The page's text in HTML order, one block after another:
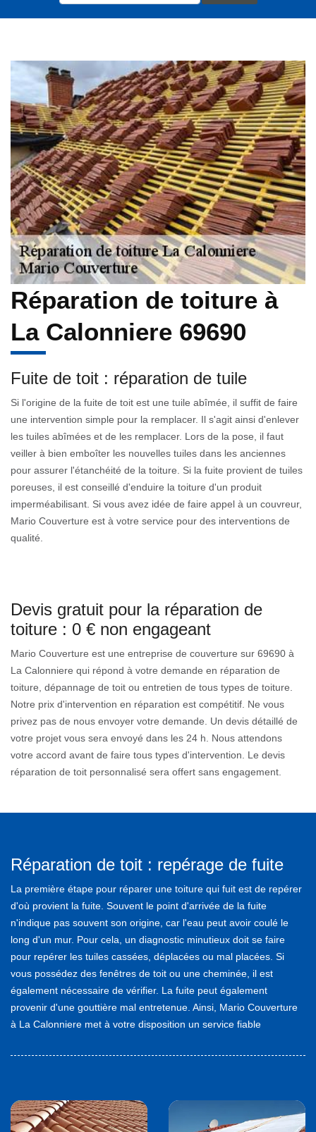
Réparation de toiture à
La Calonniere 69690
Fuite de toit : réparation de tuile
Si l'origine de la fuite de toit est une tuile abîmée, il suffit de faire
une intervention simple pour la remplacer. Il s'agit ainsi d'enlever
les tuiles abîmées et de les remplacer. Lors de la pose, il faut
veiller à bien emboîter les nouvelles tuiles dans les anciennes
pour assurer l'étanchéité de la toiture. Si la fuite provient de tuiles
poreuses, il est conseillé d'enduire la toiture d'un produit
imperméabilisant. Si vous avez idée de faire appel à un couvreur,
Mario Couverture est à votre service pour des interventions de
qualité.
Devis gratuit pour la réparation de
toiture : 0 € non engageant
Mario Couverture est une entreprise de couverture sur 69690 à
La Calonniere qui répond à votre demande en réparation de
toiture, dépannage de toit ou entretien de tous types de toiture.
Notre prix d'intervention en réparation est compétitif. Ne vous
privez pas de nous envoyer votre demande. Un devis détaillé de
votre projet vous sera envoyé dans les 24 h. Nous attendons
votre accord avant de faire tous types d'intervention. Le devis
réparation de toit personnalisé sera offert sans engagement.
Réparation de toit : repérage de fuite
La première étape pour réparer une toiture qui fuit est de repérer
d'où provient la fuite. Souvent le point d'arrivée de la fuite
n'indique pas souvent son origine, car l'eau peut avoir coulé le
long d'un mur. Pour cela, un diagnostic minutieux doit se faire
pour repérer les tuiles cassées, déplacées ou mal placées. Si
vous possédez des fenêtres de toit ou une cheminée, il est
également nécessaire de vérifier. La fuite peut également
provenir d'une gouttière mal entretenue. Ainsi, Mario Couverture
à La Calonniere met à votre disposition un service fiable